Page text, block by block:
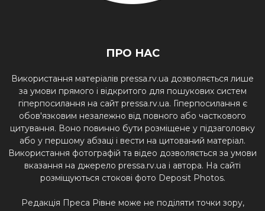
ПРО НАС
Використання матеріалів pressa.rv.ua дозволяється лише
за умови прямого і відкритого для пошукових систем
гіперпосилання на сайт pressa.rv.ua. Гіперпосилання є
обов'язковим незалежно від повного або часткового
цитування. Воно повинно бути розміщене у підзаголовку
або у першому абзаці і вести на цитований матеріал.
Використання фотографій та відео дозволяється за умови
вказання на джерело pressa.rv.ua і автора. На сайті
розміщуються стокові фото Deposit Photos.
Редакція Преса Рівне може не поділяти точки зору,